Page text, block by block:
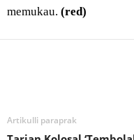
memukau. (red)
Artikulli paraprak